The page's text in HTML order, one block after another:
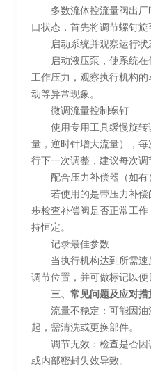
多数流体控流量阀出
口状态，首先将调节螺钉旋
启动系统并观察运行状
启动液压泵，使系统
工作压力，观察执行机构
动等异常现象。
微调流量控制螺钉
使用专用工具缓慢旋
量，逆时针增大流量），
行下一次调整，建议每次调
配合压力补偿器（如有
若使用的是带压力补
步检查补偿阀是否正常工
持恒定。
记录最佳参数
当执行机构达到所需
调节位置，并可做标记以便
三、常见问题及应对措
流量不稳定：可能因油
起，需清洗或更换部件。
调节无效：检查是否
或内部密封失效导致。